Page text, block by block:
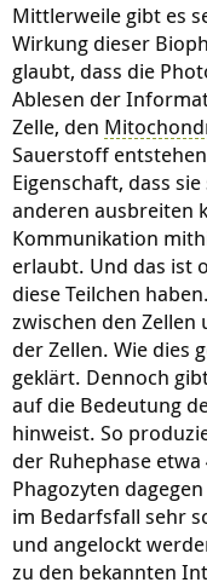
Mittlerweile gibt es
Wirkung dieser
glaubt, dass die
Ablesen der
Zelle, den
Sauerstoff
Eigenschaft, dass
anderen ausbreiten
Kommunikation
erlaubt. Und das ist
diese Teilchen
zwischen den
der Zellen. Wie dies
geklärt. Dennoch
auf die Bedeutung
hinweist. So
der Ruhephase
Phagozyten
im Bedarfsfall sehr
und angelockt
zu den bekannten